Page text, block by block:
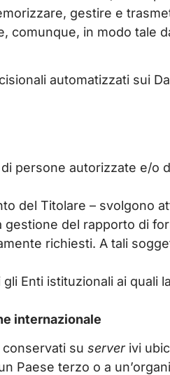
gestire e
in modo tale
automatizzati sui
persone autorizzate e/o
del Titolare – svolgono
del rapporto di
richiesti. A tali
Enti istituzionali ai quali
internazionale
conservati su serverivi
Paese terzo o a